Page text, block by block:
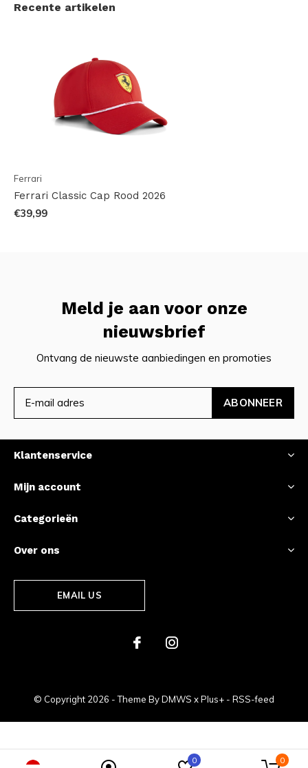
Recente artikelen
Ferrari
Ferrari Classic Cap Rood 2026
€39,99
Meld je aan voor onze
nieuwsbrief
Ontvang de nieuwste aanbiedingen en promoties
ABONNEER
Klantenservice
Mijn account
Categorieën
Over ons
EMAIL US
© Copyright 2026 - Theme ByDMWS xPlus+ - RSS-feed
0 0